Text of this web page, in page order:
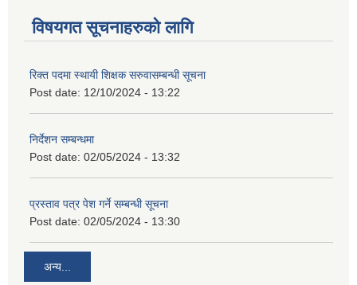
विषयगत सूचनाहरुको लागि
रिक्त पदमा स्थायी शिक्षक सरुवासम्बन्धी सूचना
Post date: 12/10/2024 - 13:22
निर्देशन सम्बन्धमा
Post date: 02/05/2024 - 13:32
प्रस्ताव पत्र पेश गर्ने सम्बन्धी सूचना
Post date: 02/05/2024 - 13:30
अन्य...